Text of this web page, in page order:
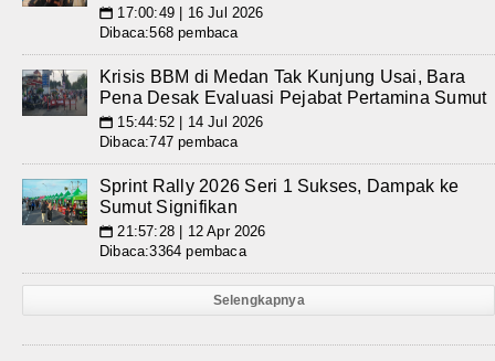
📅 17:00:49 | 16 Jul 2026
Dibaca:568 pembaca
Krisis BBM di Medan Tak Kunjung Usai, Bara
Pena Desak Evaluasi Pejabat Pertamina Sumut
📅 15:44:52 | 14 Jul 2026
Dibaca:747 pembaca
Sprint Rally 2026 Seri 1 Sukses, Dampak ke
Sumut Signifikan
📅 21:57:28 | 12 Apr 2026
Dibaca:3364 pembaca
Selengkapnya